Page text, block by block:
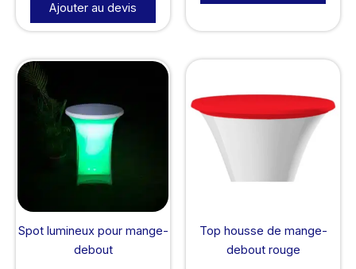
Ajouter au devis
Spot lumineux pour mange-
debout
Top housse de mange-
debout rouge